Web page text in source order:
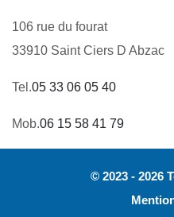
106 rue du fourat
33910 Saint Ciers D Abzac
Tel.05 33 06 05 40
Mob.06 15 58 41 79
© 2023 - 2026